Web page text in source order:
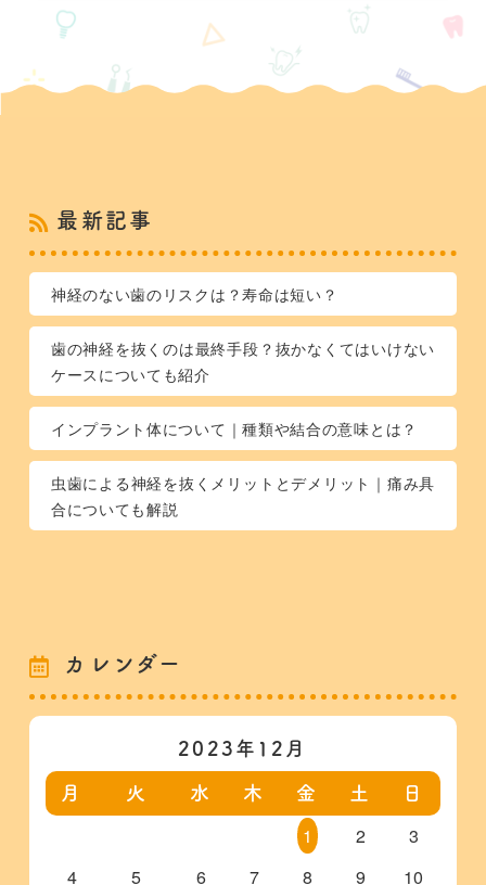
最新記事
神経のない歯のリスクは？寿命は短い？
歯の神経を抜くのは最終手段？抜かなくてはいけない
ケースについても紹介
インプラント体について｜種類や結合の意味とは？
虫歯による神経を抜くメリットとデメリット｜痛み具
合についても解説
カレンダー
2023年12月
月 火 水 木 金 土 日
1 2
3
4
5 6 7 8 9 10